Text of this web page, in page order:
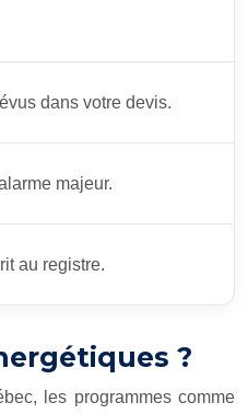
dans votre devis.
majeur.
au registre.
?
les programmes comme